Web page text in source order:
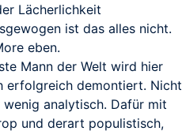
Lächerlichkeit
ist das alles nicht.
eben.
Mann der Welt wird hier
erfolgreich demontiert. Nicht
analytisch. Dafür mit
und derart populistisch,